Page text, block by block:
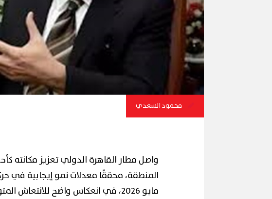
محمود السعدي
واصل مطار القاهرة الدولي تعزيز مكانته
المنطقة، محققًا معدلات نمو إيجابية في
مايو 2026، في انعكاس واضح